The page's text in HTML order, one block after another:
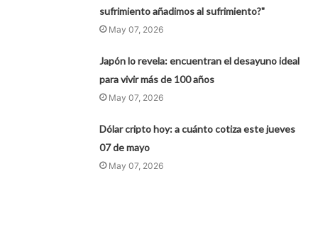
sufrimiento añadimos al sufrimiento?"
May 07, 2026
Japón lo revela: encuentran el desayuno ideal
para vivir más de 100 años
May 07, 2026
Dólar cripto hoy: a cuánto cotiza este jueves
07 de mayo
May 07, 2026